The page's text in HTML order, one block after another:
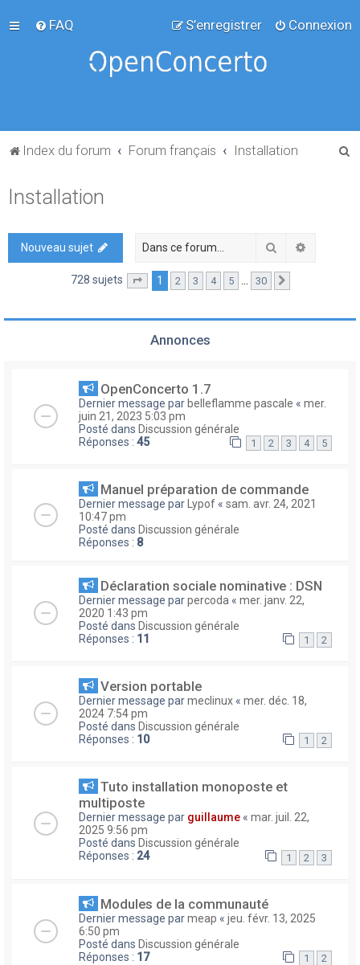
FAQ Connexion
S’enregistrer
Index du forum Forum français Installation
Installation
Nouveau sujet Rechercher
728 sujets Page sur30
1 2 3 4 5 … 30
Annonces
OpenConcerto 1.7
Dernier message par belleflamme pascale « mer.
juin 21, 2023 5:03 pm
Posté dans Discussion générale
Réponses : 45 1 2 3 4 5
Manuel préparation de commande
Dernier message par Lypof « sam. avr. 24, 2021
10:47 pm
Posté dans Discussion générale
Réponses : 8
Déclaration sociale nominative : DSN
Dernier message parpercoda « mer. janv. 22,
2020 1:43 pm
Posté dans Discussion générale
Réponses : 11 1 2
Version portable
Dernier message parmeclinux « mer. déc. 18,
2024 7:54 pm
Posté dans Discussion générale
Réponses : 10 1 2
Tuto installation monoposte et
multiposte
Dernier message par guillaume « mar. juil. 22,
2025 9:56 pm
Posté dans Discussion générale
Réponses : 24 1 2 3
Modules de la communauté
Dernier message parmeap « jeu. févr. 13, 2025
6:50 pm
Posté dans Discussion générale
Réponses : 17 1 2